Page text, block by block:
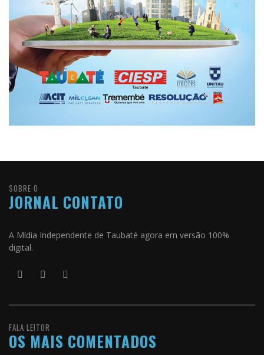
SOBRE O
JORNAL CONTATO
A Mídia Independente de Taubaté agora em versão 100%
digital.
FALA LEITOR
OS MAIS COMENTADOS